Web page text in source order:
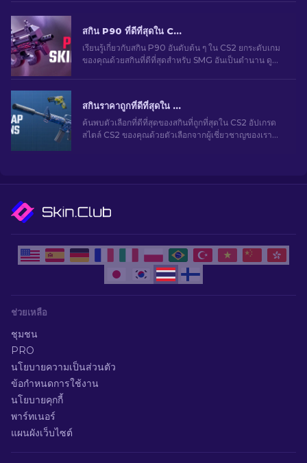
สกิน P90 ที่ดีที่สุดใน CS2: การจัดอันดับ [2026]
เรียนรู้เกี่ยวกับสกิน P90 อันดับต้น ๆ ใน CS2 ยกระดับเกม
ของคุณด้วยสกินที่ดีที่สุดสำหรับ SMG อันเป็นตำนาน ดู
สกินราคาถูกที่ดีที่สุดใน CS2 [2026]
ค้นพบตัวเลือกที่ดีที่สุดของสกินที่ถูกที่สุดใน CS2 อัปเกรด
สไตล์ CS2 ของคุณด้วยตัวเลือกจากผู้เชี่ยวชาญของเรา
ช่วยเหลือ
ชุมชน
PRO
นโยบายความเป็นส่วนตัว
ข้อกำหนดการใช้งาน
นโยบายคุกกี้
พาร์ทเนอร์
แผนผังเว็บไซต์